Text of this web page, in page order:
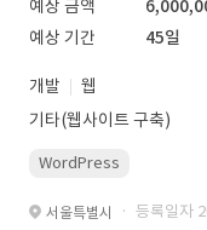
예상 금액
예상 기간
45일
개발
웹
기타(웹사이트 구축)
WordPress
서울특별시 · 등록일자